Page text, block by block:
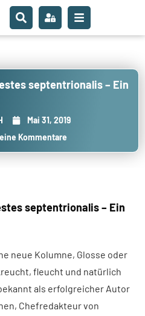
septentrionalis – Ein
Mai 31, 2019
Kommentare
septentrionalis – Ein
neue Kolumne, Glosse oder
fleucht und natürlich
als erfolgreicher Autor
Chefredakteur von